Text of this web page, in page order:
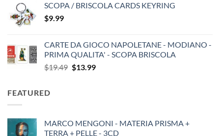
SCOPA / BRISCOLA CARDS KEYRING
$9.99
CARTE DA GIOCO NAPOLETANE - MODIANO -
PRIMA QUALITA' - SCOPA BRISCOLA
$19.49 Original
$13.99Current
FEATURED
MARCO MENGONI - MATERIA PRISMA +
TERRA + PELLE - 3CD